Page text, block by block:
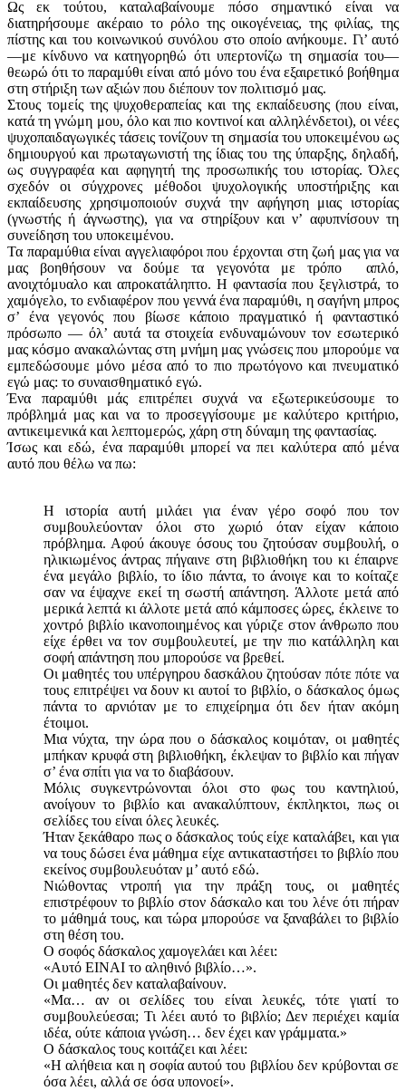
Ως εκ τούτου, καταλαβαίνουμε πόσο σημαντικό είναι να
διατηρήσουμε ακέραιο το ρόλο της οικογένειας, της φιλίας, της
πίστης και του κοινωνικού συνόλου στο οποίο ανήκουμε. Γι’ αυτό
—με κίνδυνο να κατηγορηθώ ότι υπερτονίζω τη σημασία του—
θεωρώ ότι το παραμύθι είναι από μόνο του ένα εξαιρετικό βοήθημα
στη στήριξη των αξιών που διέπουν τον πολιτισμό μας.
Στους τομείς της ψυχοθεραπείας και της εκπαίδευσης (που είναι,
κατά τη γνώμη μου, όλο και πιο κοντινοί και αλληλένδετοι), οι νέες
ψυχοπαιδαγωγικές τάσεις τονίζουν τη σημασία του υποκειμένου ως
δημιουργού και πρωταγωνιστή της ίδιας του της ύπαρξης, δηλαδή,
ως συγγραφέα και αφηγητή της προσωπικής του ιστορίας. Όλες
σχεδόν οι σύγχρονες μέθοδοι ψυχολογικής υποστήριξης και
εκπαίδευσης χρησιμοποιούν συχνά την αφήγηση μιας ιστορίας
(γνωστής ή άγνωστης), για να στηρίξουν και ν’ αφυπνίσουν τη
συνείδηση του υποκειμένου.
Τα παραμύθια είναι αγγελιαφόροι που έρχονται στη ζωή μας για να
μας βοηθήσουν να δούμε τα γεγονότα με τρόπο απλό,
ανοιχτόμυαλο και απροκατάληπτο. Η φαντασία που ξεγλιστρά, το
χαμόγελο, το ενδιαφέρον που γεννά ένα παραμύθι, η σαγήνη μπρος
σ’ ένα γεγονός που βίωσε κάποιο πραγματικό ή φανταστικό
πρόσωπο — όλ’ αυτά τα στοιχεία ενδυναμώνουν τον εσωτερικό
μας κόσμο ανακαλώντας στη μνήμη μας γνώσεις που μπορούμε να
εμπεδώσουμε μόνο μέσα από το πιο πρωτόγονο και πνευματικό
εγώ μας: το συναισθηματικό εγώ.
Ένα παραμύθι μάς επιτρέπει συχνά να εξωτερικεύσουμε το
πρόβλημά μας και να το προσεγγίσουμε με καλύτερο κριτήριο,
αντικειμενικά και λεπτομερώς, χάρη στη δύναμη της φαντασίας.
Ίσως και εδώ, ένα παραμύθι μπορεί να πει καλύτερα από μένα
αυτό που θέλω να πω:
Η ιστορία αυτή μιλάει για έναν γέρο σοφό που τον
συμβουλεύονταν όλοι στο χωριό όταν είχαν κάποιο
πρόβλημα. Αφού άκουγε όσους του ζητούσαν συμβουλή, ο
ηλικιωμένος άντρας πήγαινε στη βιβλιοθήκη του κι έπαιρνε
ένα μεγάλο βιβλίο, το ίδιο πάντα, το άνοιγε και το κοίταζε
σαν να έψαχνε εκεί τη σωστή απάντηση. Άλλοτε μετά από
μερικά λεπτά κι άλλοτε μετά από κάμποσες ώρες, έκλεινε το
χοντρό βιβλίο ικανοποιημένος και γύριζε στον άνθρωπο που
είχε έρθει να τον συμβουλευτεί, με την πιο κατάλληλη και
σοφή απάντηση που μπορούσε να βρεθεί.
Οι μαθητές του υπέργηρου δασκάλου ζητούσαν πότε πότε να
τους επιτρέψει να δουν κι αυτοί το βιβλίο, ο δάσκαλος όμως
πάντα το αρνιόταν με το επιχείρημα ότι δεν ήταν ακόμη
έτοιμοι.
Μια νύχτα, την ώρα που ο δάσκαλος κοιμόταν, οι μαθητές
μπήκαν κρυφά στη βιβλιοθήκη, έκλεψαν το βιβλίο και πήγαν
σ’ ένα σπίτι για να το διαβάσουν.
Μόλις συγκεντρώνονται όλοι στο φως του καντηλιού,
ανοίγουν το βιβλίο και ανακαλύπτουν, έκπληκτοι, πως οι
σελίδες του είναι όλες λευκές.
Ήταν ξεκάθαρο πως ο δάσκαλος τούς είχε καταλάβει, και για
να τους δώσει ένα μάθημα είχε αντικαταστήσει το βιβλίο που
εκείνος συμβουλευόταν μ’ αυτό εδώ.
Νιώθοντας ντροπή για την πράξη τους, οι μαθητές
επιστρέφουν το βιβλίο στον δάσκαλο και του λένε ότι πήραν
το μάθημά τους, και τώρα μπορούσε να ξαναβάλει το βιβλίο
στη θέση του.
Ο σοφός δάσκαλος χαμογελάει και λέει:
«Αυτό ΕΙΝΑΙ το αληθινό βιβλίο…».
Οι μαθητές δεν καταλαβαίνουν.
«Μα… αν οι σελίδες του είναι λευκές, τότε γιατί το
συμβουλεύεσαι; Τι λέει αυτό το βιβλίο; Δεν περιέχει καμία
ιδέα, ούτε κάποια γνώση… δεν έχει καν γράμματα.»
Ο δάσκαλος τους κοιτάζει και λέει:
«Η αλήθεια και η σοφία αυτού του βιβλίου δεν κρύβονται σε
όσα λέει, αλλά σε όσα υπονοεί».